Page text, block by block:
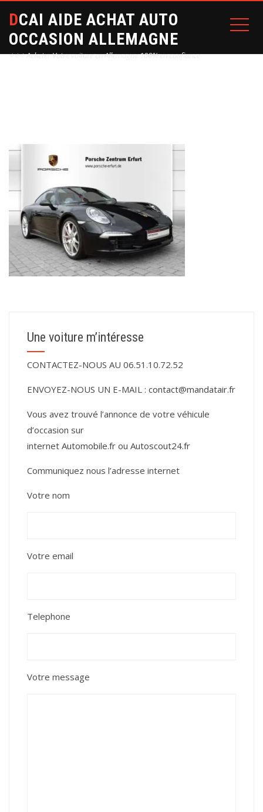
DCAI AIDE ACHAT AUTO
OCCASION ALLEMAGNE
⭐⭐⭐ Acheter Votre voiture en Allemagne 100% en confiance
Une voiture m’intéresse
CONTACTEZ-NOUS AU 06.51.10.72.52
ENVOYEZ-NOUS UN E-MAIL : contact@mandatair.fr
Vous avez trouvé l’annonce de votre véhicule
d’occasion sur
internet Automobile.fr ou Autoscout24.fr
Communiquez nous l’adresse internet
Votre nom
Votre email
Telephone
Votre message